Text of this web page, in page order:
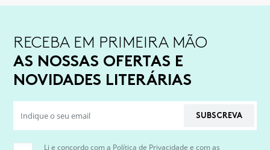
RECEBA EM PRIMEIRA MÃO
AS NOSSAS OFERTAS E
NOVIDADES LITERÁRIAS
SUBSCREVA
Li e concordo com a Política de Privacidade e com as